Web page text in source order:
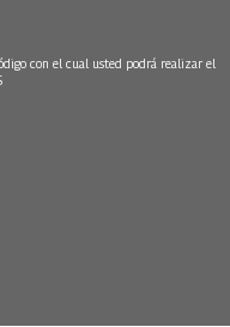
con el cual usted podrá realizar el